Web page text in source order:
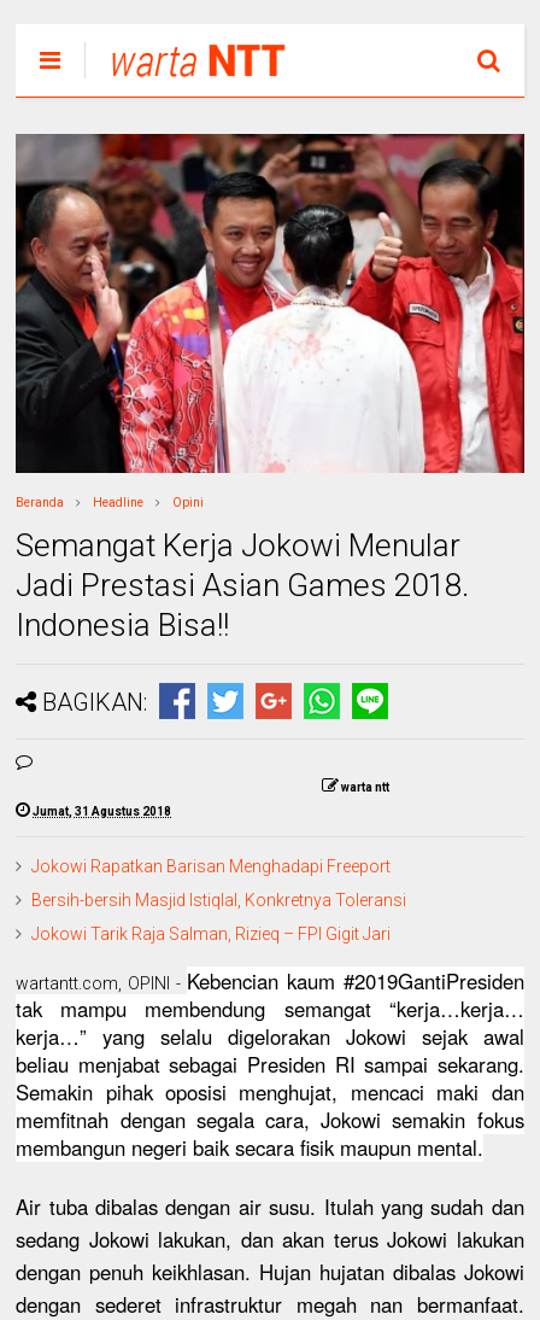
Beranda Headline Opini
Semangat Kerja Jokowi Menular
Jadi Prestasi Asian Games 2018.
Indonesia Bisa!!
BAGIKAN:
warta ntt
Jumat, 31 Agustus 2018
Jokowi Rapatkan Barisan Menghadapi Freeport
Bersih-bersih Masjid Istiqlal, Konkretnya Toleransi
Jokowi Tarik Raja Salman, Rizieq – FPI Gigit Jari
wartantt.com, OPINI - Kebencian kaum #2019GantiPresiden
tak mampu membendung semangat “kerja…kerja…
kerja…” yang selalu digelorakan Jokowi sejak awal
beliau menjabat sebagai Presiden RI sampai sekarang.
Semakin pihak oposisi menghujat, mencaci maki dan
memfitnah dengan segala cara, Jokowi semakin fokus
membangun negeri baik secara fisik maupun mental.
Air tuba dibalas dengan air susu. Itulah yang sudah dan
sedang Jokowi lakukan, dan akan terus Jokowi lakukan
dengan penuh keikhlasan. Hujan hujatan dibalas Jokowi
dengan sederet infrastruktur megah nan bermanfaat.